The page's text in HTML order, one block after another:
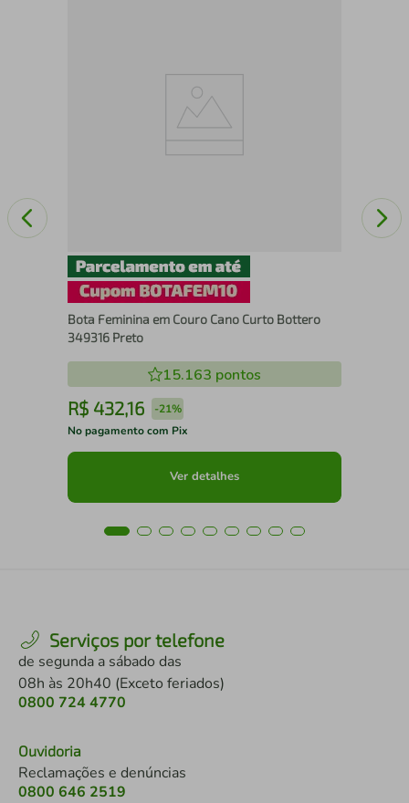
Bota Feminina em Couro Cano Curto Bottero
349316 Preto
15.163 pontos
R$ 432,16 -21%
No pagamento com Pix
Ver detalhes
Serviços por telefone
de segunda a sábado das
08h às 20h40 (Exceto feriados)
0800 724 4770
Ouvidoria
Reclamações e denúncias
0800 646 2519